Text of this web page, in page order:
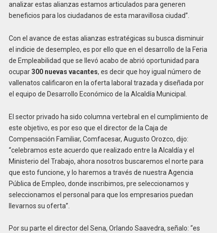
analizar estas alianzas estamos articulados para generen
beneficios para los ciudadanos de esta maravillosa ciudad”.
Con el avance de estas alianzas estratégicas su busca disminuir
el indicie de desempleo, es por ello que en el desarrollo de la Feria
de Empleabilidad que se llevó acabo de abrió oportunidad para
ocupar300 nuevas vacantes, es decir que hoy igual número de
vallenatos calificaron en la oferta laboral trazada y diseñada por
el equipo de Desarrollo Económico de la Alcaldía Municipal.
El sector privado ha sido columna vertebral en el cumplimiento de
este objetivo, es por eso que el director de la Caja de
Compensación Familiar, Comfacesar, Augusto Orozco, dijo:
“celebramos este acuerdo que realizado entre la Alcaldía y el
Ministerio del Trabajo, ahora nosotros buscaremos el norte para
que esto funcione, y lo haremos a través de nuestra Agencia
Pública de Empleo, donde inscribimos, pre seleccionamos y
seleccionamos el personal para que los empresarios puedan
llevarnos su oferta”.
Por su parte el director del Sena, Orlando Saavedra, señalo: “es